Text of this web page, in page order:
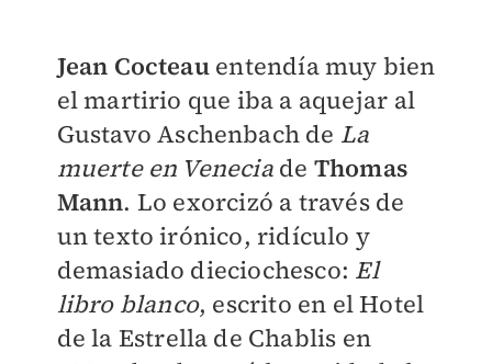
Jean Cocteauentendía muy bien
el martirio que iba a aquejar al
Gustavo Aschenbach de La
muerte en Veneciade Thomas
Mann. Lo exorcizó a través de
un texto irónico, ridículo y
demasiado dieciochesco: El
libro blanco, escrito en el Hotel
de la Estrella de Chablis en